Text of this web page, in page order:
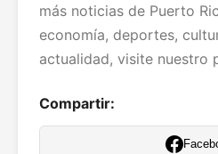
más noticias de Puerto
economía, deportes,
actualidad, visite nuestro
Compartir: